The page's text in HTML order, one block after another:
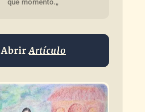
qué momento.„
AbrirArtículo